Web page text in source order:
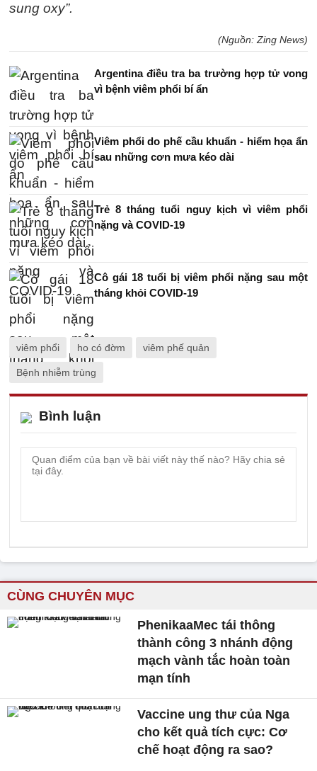
sung oxy”.
(Nguồn: Zing News)
Argentina điều tra ba trường hợp tử vong
vì bệnh viêm phổi bí ẩn
Viêm phổi do phế cầu khuẩn - hiểm họa ẩn
sau những cơn mưa kéo dài
Trẻ 8 tháng tuổi nguy kịch vì viêm phổi
nặng và COVID-19
Cô gái 18 tuổi bị viêm phổi nặng sau một
tháng khỏi COVID-19
viêm phổi ho có đờm viêm phế quản
Bệnh nhiễm trùng
Bình luận
CÙNG CHUYÊN MỤC
PhenikaaMec tái thông
thành công 3 nhánh động
mạch vành tắc hoàn toàn
mạn tính
Vaccine ung thư của Nga
cho kết quả tích cực: Cơ
chế hoạt động ra sao?